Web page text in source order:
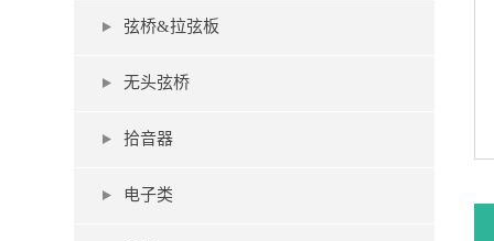
弦桥&拉弦板
无头弦桥
拾音器
电子类